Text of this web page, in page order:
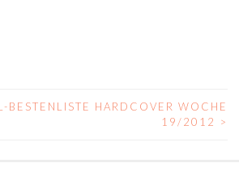
BESTENLISTE HARDCOVER WOCHE
19/2012 >